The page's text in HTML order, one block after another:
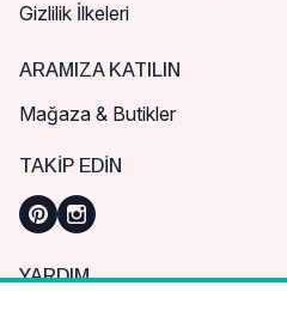
Gizlilik İlkeleri
ARAMIZA KATILIN
Mağaza & Butikler
TAKIP EDIN
YARDIM